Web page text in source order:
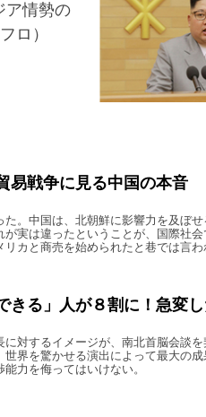
ア情勢の
ロ）
易戦争に見る中国の本音
た。中国は、北朝鮮に影響力を及ぼ
が実は違ったということが、国際社
カと商売を始められたと巷では言わ
きる」人が８割に！急変
に対するイメージが、南北首脳会談
世界を驚かせる演出によって最大の
力を侮ってはいけない。